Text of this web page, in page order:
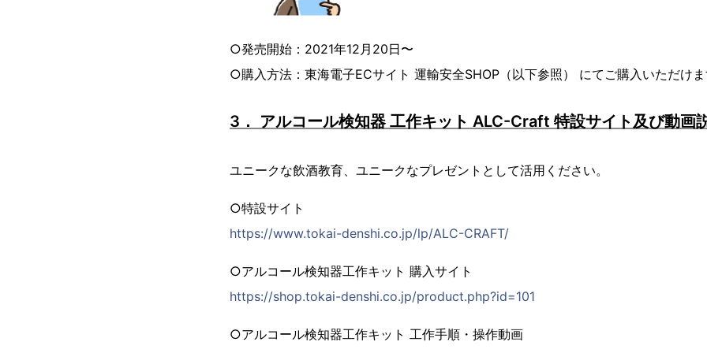
○発売開始：2021年12⽉20⽇〜
○購⼊⽅法：東海電⼦ECサイト 運輸安全SHOP（以下参照） にてご購⼊いただけま
3． アルコール検知器 ⼯作キット ALC-Craft 特設サイト及び動画
ユニークな飲酒教育、ユニークなプレゼントとして活⽤ください。
○特設サイト
https://www.tokai-denshi.co.jp/lp/ALC-CRAFT/​
○アルコール検知器⼯作キット 購⼊サイト
https://shop.tokai-denshi.co.jp/product.php?id=101
○アルコール検知器⼯作キット ⼯作⼿順・操作動画